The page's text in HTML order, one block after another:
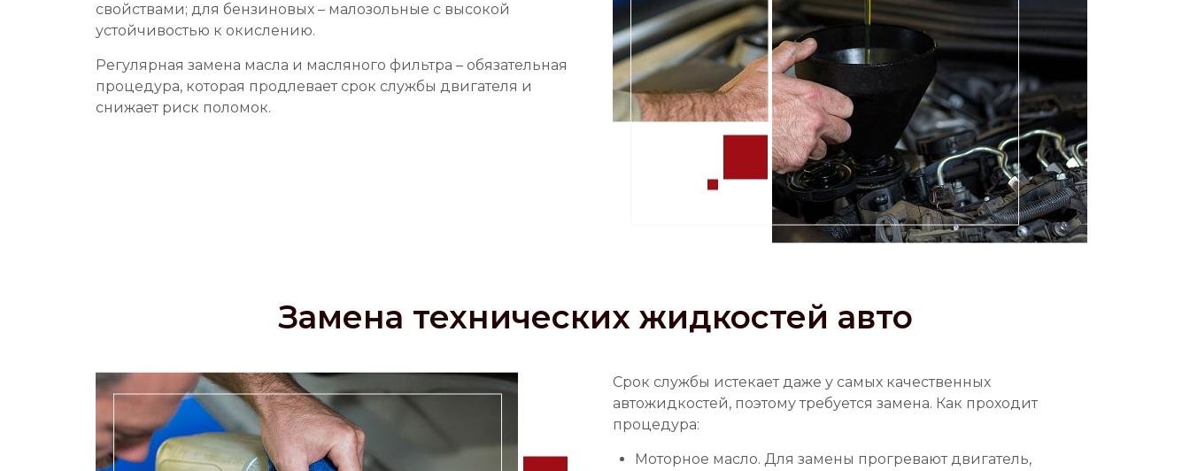
свойствами; для бензиновых – малозольные с высокой
устойчивостью к окислению.
Регулярная замена масла и масляного фильтра – обязательная
процедура, которая продлевает срок службы двигателя и
снижает риск поломок.
Замена технических жидкостей авто
Срок службы истекает даже у самых качественных
автожидкостей, поэтому требуется замена. Как проходит
процедура:
Моторное масло. Для замены прогревают двигатель,